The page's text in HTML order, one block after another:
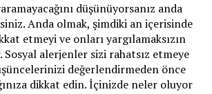
düşünüyorsanız anda
Anda olmak, şimdiki an içerisinde
etmeyi ve onları yargılamaksızın
alerjenler sizi rahatsız etmeye
değerlendirmeden önce
dikkat edin. İçinizde neler oluyor